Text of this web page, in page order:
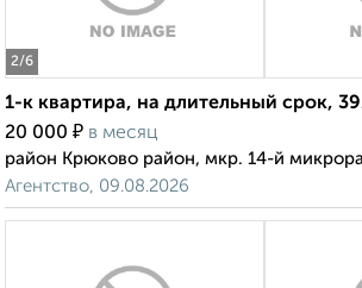
2/6
1-к квартира, на длительный срок,
20 000 ₽ в месяц
район Крюково район, мкр. 14-й
Агентство, 09.08.2026